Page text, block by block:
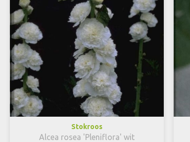
Stokroos
Alcea rosea 'Pleniflora' wit